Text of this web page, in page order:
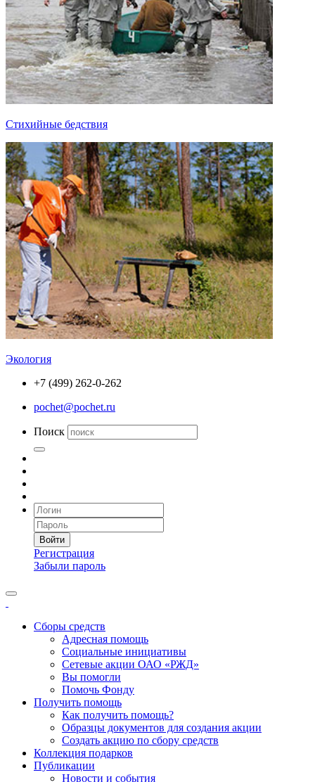
Стихийные бедствия
Экология
+7 (499) 262-0-262
pochet@pochet.ru
Поиск
Войти
Регистрация
Забыли пароль
Сборы средств
Адресная помощь
Социальные инициативы
Сетевые акции ОАО «РЖД»
Вы помогли
Помочь Фонду
Получить помощь
Как получить помощь?
Образцы документов для создания акции
Создать акцию по сбору средств
Коллекция подарков
Публикации
Новости и события